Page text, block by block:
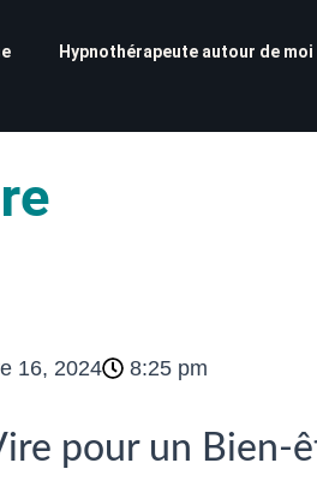
Hypnothérapeute autour de moi
16, 2024 8:25 pm
pour un Bien-